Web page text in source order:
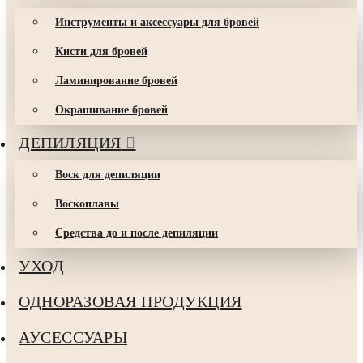
Инструменты и аксессуары для бровей
Кисти для бровей
Ламинирование бровей
Окрашивание бровей
ДЕПИЛЯЦИЯ
Воск для депиляции
Воскоплавы
Средства до и после депиляции
УХОД
ОДНОРАЗОВАЯ ПРОДУКЦИЯ
АУСЕCCУАРЫ